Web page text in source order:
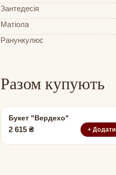
Зантедесія
Матіола
Ранункулюс
Разом купують
Букет "Вердехо"
2 615 ₴ + Додати